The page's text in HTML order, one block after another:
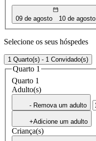
09 de agosto 10 de agosto
Selecione os seus hóspedes
1 Quarto(s) - 1 Convidado(s)
Quarto 1
Quarto 1
Adulto(s)
- Remova um adulto
+Adicione um adulto
Criança(s)